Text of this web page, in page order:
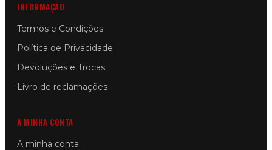
INFORMAÇÃO
Termos e Condições
Política de Privacidade
Devoluções e Trocas
Livro de reclamações
A MINHA CONTA
A minha conta